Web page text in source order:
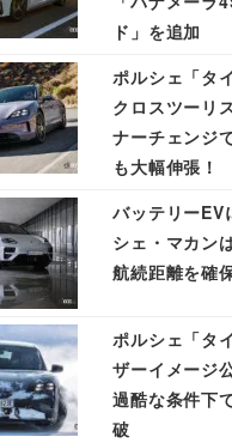
ド」を追加
ポルシェ「タ
クロスツーリ
ナーチェンジ
も大幅伸張！
バッテリーEV
シェ・マカン
航続距離を確
ポルシェ「タ
ザーイメージ
過酷な条件下
破